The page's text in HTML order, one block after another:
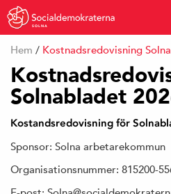
SOLNA
Hem / Kostnadsredovisning
Solnabladet
Kostandsredovisning för
Sponsor: Solna arbetarekommun
Organisationsnummer: 815200-